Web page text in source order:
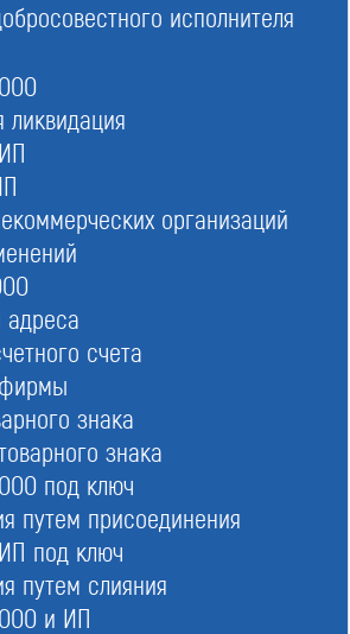
исполнителя
ликвидация
организаций
счета
знака
знака
под ключ
путем присоединения
под ключ
путем слияния
и ИП
реестра СРО (Приказ
№ СП-65), все допуски выданные СРО
Развитие»
д. 12, эт. 45, пом./ком. 10/6
вреда: